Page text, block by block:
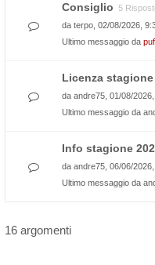
Consiglio 5
da terpo , 02/08/2026,
Ultimo messaggio da
Licenza stagione
da andre75 , 01/08/
Ultimo messaggio da
Info stagione
da andre75 , 06/06/
Ultimo messaggio da
16 argomenti